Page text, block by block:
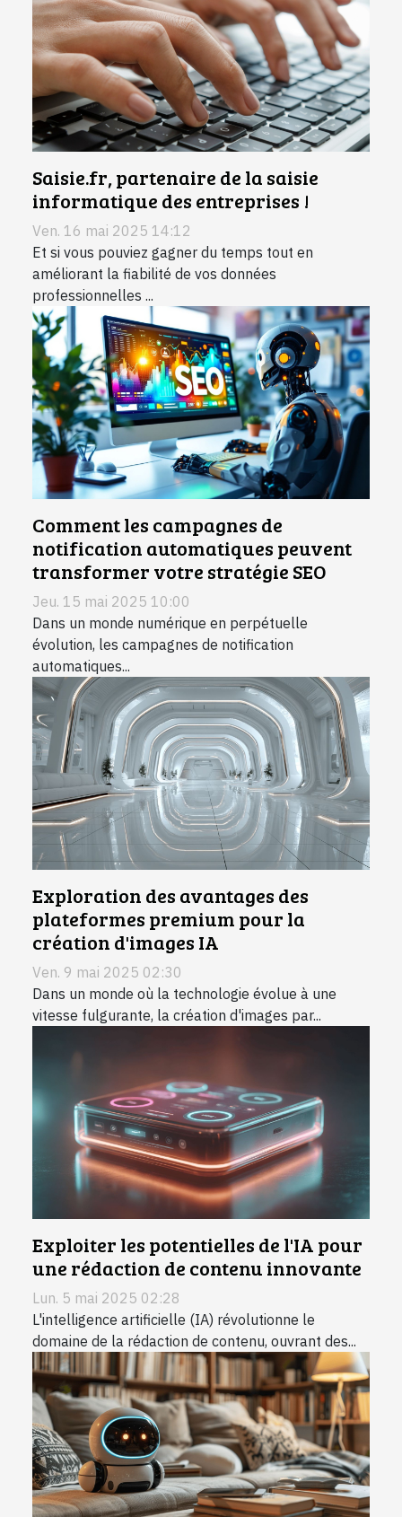
Saisie.fr, partenaire de la saisie
informatique des entreprises !
Ven. 16 mai 2025 14:12
Et si vous pouviez gagner du temps tout en
améliorant la fiabilité de vos données
professionnelles ...
Comment les campagnes de
notification automatiques peuvent
transformer votre stratégie SEO
Jeu. 15 mai 2025 10:00
Dans un monde numérique en perpétuelle
évolution, les campagnes de notification
automatiques...
Exploration des avantages des
plateformes premium pour la
création d'images IA
Ven. 9 mai 2025 02:30
Dans un monde où la technologie évolue à une
vitesse fulgurante, la création d'images par...
Exploiter les potentielles de l'IA pour
une rédaction de contenu innovante
Lun. 5 mai 2025 02:28
L'intelligence artificielle (IA) révolutionne le
domaine de la rédaction de contenu, ouvrant des...